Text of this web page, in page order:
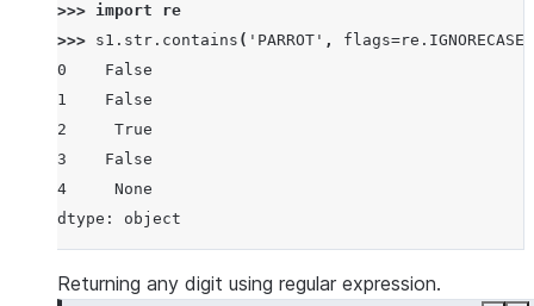
>>> import
re
>>> s1 . str . contains ( 'PARROT' , flags=re . IGNORECASE
0    False
1    False
2     True
3    False
4     None
dtype: object
Returning any digit using regular expression.